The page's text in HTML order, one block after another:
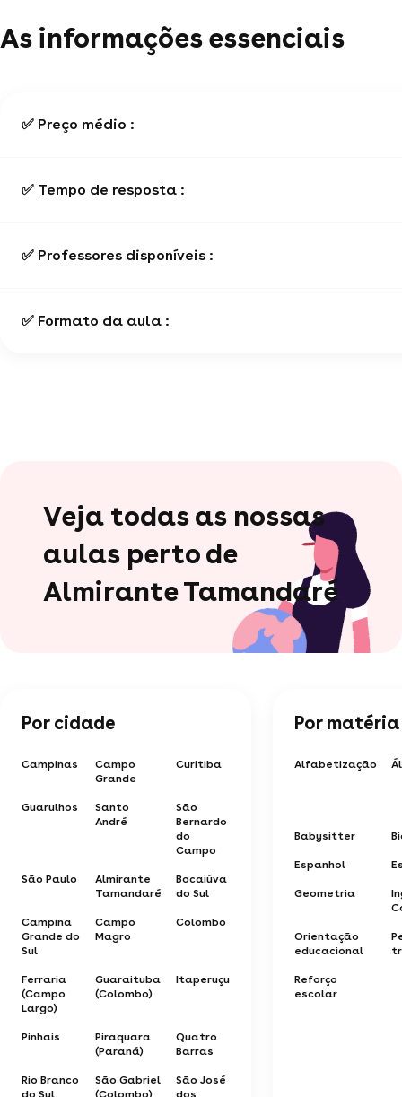
As informações essenciais
✅ Preço médio :
✅ Tempo de resposta :
✅ Professores disponíveis :
✅ Formato da aula :
Veja todas as nossas
aulas perto de
Almirante Tamandaré
Por cidade
Campinas
Campo
Grande
Curitiba
Guarulhos
Santo
André
São
Bernardo
do
Campo
São Paulo
Almirante
Tamandaré
Bocaiúva
do Sul
Campina
Grande do
Sul
Campo
Magro
Colombo
Ferraria
(Campo
Largo)
Guaraituba
(Colombo)
Itaperuçu
Pinhais
Piraquara
(Paraná)
Quatro
Barras
Rio Branco
do Sul
São Gabriel
(Colombo)
São José
dos
Por matéria
Alfabetização
Babysitter
Espanhol
Geometria
Orientação
educacional
Reforço
escolar